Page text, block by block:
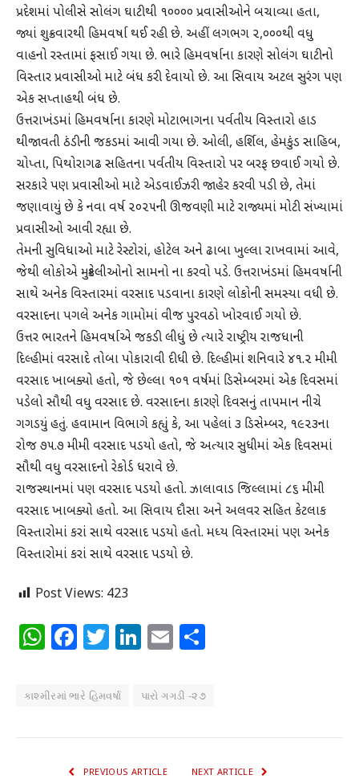
પ્રદેશમાં પોલીસે સોલંગ ઘાટીથી ૧૦૦૦૦ પ્રવાસીઓને બચાવ્યા હતા,
જ્યાં શુક્રવારથી હિમવર્ષા થઈ રહી છે. અહીં લગભગ ૨,૦૦૦થી વધુ
વાહનો રસ્તામાં ફસાઈ ગયા છે. ભારે હિમવર્ષાના કારણે સોલંગ ઘાટીનો
વિસ્તાર પ્રવાસીઓ માટે બંધ કરી દેવાયો છે. આ સિવાય અટલ સુરંગ પણ
એક સપ્તાહથી બંધ છે.
ઉત્તરાખંડમાં હિમવર્ષાના કારણે મોટાભાગના પર્વતીય વિસ્તારો હાડ
થીજાવતી ઠંડીની જકડમાં આવી ગયા છે. ઓલી, હર્શિલ, હેમકુંડ સાહિબ,
ચોપ્તા, પિથોરાગઢ સહિતના પર્વતીય વિસ્તારો પર બરફ છવાઈ ગયો છે.
સરકારે પણ પ્રવાસીઓ માટે એડવાઈઝરી જાહેર કરવી પડી છે, તેમાં
જણાવાયું છે કે નવા વર્ષ ૨૦૨૫ની ઊજવણી માટે રાજ્યમાં મોટી સંખ્યામાં
પ્રવાસીઓ આવી રહ્યા છે.
તેમની સુવિધાઓ માટે રેસ્ટોરાં, હોટેલ અને ઢાબા ખુલ્લા રાખવામાં આવે,
જેથી લોકોએ મુશ્કેલીઓનો સામનો ના કરવો પડે. ઉત્તરાખંડમાં હિમવર્ષાની
સાથે અનેક વિસ્તારમાં વરસાદ પડવાના કારણે લોકોની સમસ્યા વધી છે.
વરસાદના પગલે અનેક ગામોમાં વીજ પુરવઠો ખોરવાઈ ગયો છે.
ઉત્તર ભારતને હિમવર્ષાએ જકડી લીધું છે ત્યારે રાષ્ટ્રીય રાજધાની
દિલ્હીમાં વરસાદે તોબા પોકારાવી દીધી છે. દિલ્હીમાં શનિવારે ૪૧.૨ મીમી
વરસાદ ખાબક્યો હતો, જે છેલ્લા ૧૦૧ વર્ષમાં ડિસેમ્બરમાં એક દિવસમાં
પડેલો સૌથી વધુ વરસાદ છે. વરસાદના કારણે દિવસનું તાપમાન નીચે
ગગડયું હતું. હવામાન વિભાગે કહ્યું કે, આ પહેલાં ૩ ડિસેમ્બર, ૧૯૨૩ના
રોજ ૭૫.૭ મીમી વરસાદ પડયો હતો, જે અત્યાર સુધીમાં એક દિવસમાં
સૌથી વધુ વરસાદનો રેકોર્ડ ધરાવે છે.
રાજસ્થાનમાં પણ વરસાદ પડયો હતો. ઝાલાવાડ જિલ્લામાં ૮૬ મીમી
વરસાદ ખાબક્યો હતો. આ સિવાય દૌસા અને અલવર સહિત કેટલાક
વિસ્તારોમાં કરાં સાથે વરસાદ પડયો હતો. મધ્ય વિસ્તારમાં પણ અનેક
વિસ્તારોમાં કરાં સાથે વરસાદ પડયો છે.
Post Views: 423
WhatsApp
Facebook
Twitter
LinkedIn
Email
કાશ્મીરમાં ભારે હિમવર્ષા પારો ગગડી -૨૭
PREVIOUS ARTICLE NEXT ARTICLE